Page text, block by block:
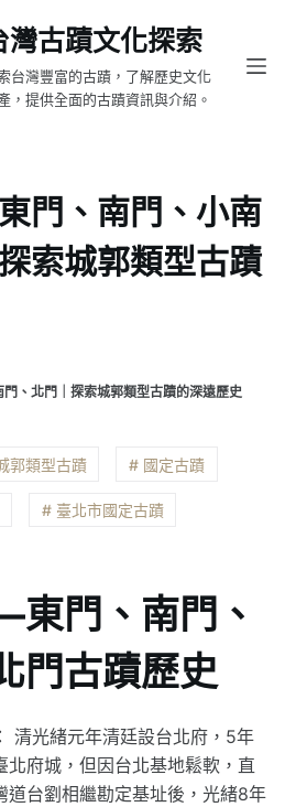
灣古蹟文化探索
台灣豐富的古蹟，了解歷史文化
，提供全面的古蹟資訊與介紹。
門、南門、小南
索城郭類型古蹟
、北門｜探索城郭類型古蹟的深遠歷史
郭類型古蹟 # 國定古蹟
# 臺北市國定古蹟
門、南門、
門古蹟歷史
清光緒元年清廷設台北府，5年
北府城，但因台北基地鬆軟，直
道台劉相繼勘定基址後，光緒8年